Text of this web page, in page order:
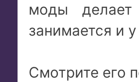
моды
занимается и
Смотрите его